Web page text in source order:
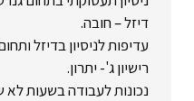
דיזל – חובה.
עדיפות לניסיון בדיזל
רישיון ג'- יתרון.
נכונות לעבודה בשעות לא